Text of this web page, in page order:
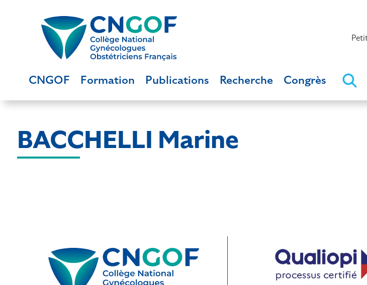
CNGOF Formation Publications Recherche Congrès
BACCHELLI Marine